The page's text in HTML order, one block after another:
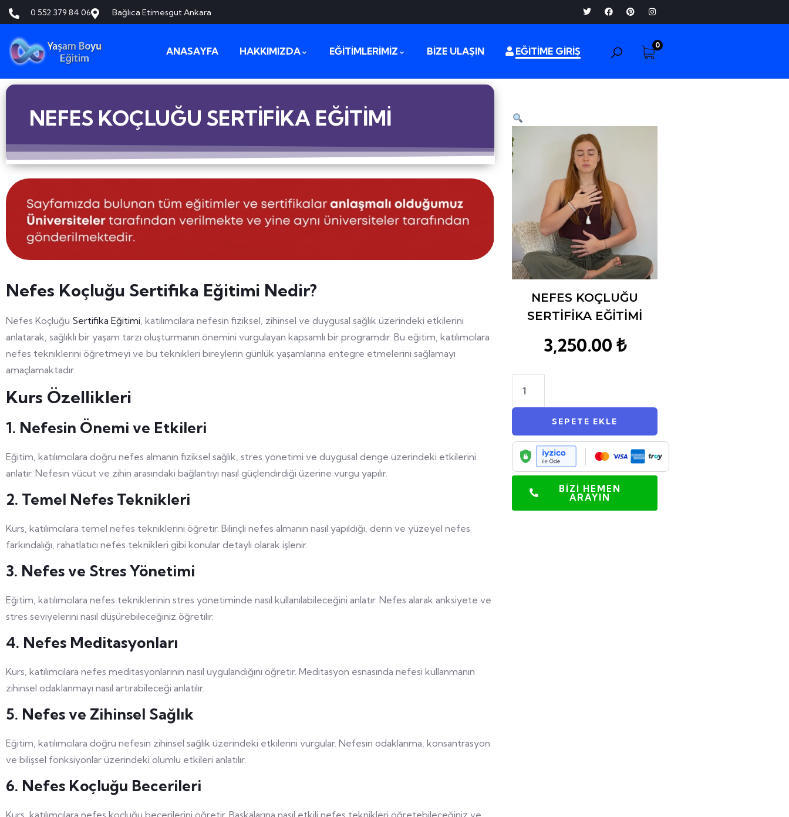
0 552 379 84 06 Bağlıca Etimesgut Ankara
ANASAYFA HAKKIMIZDA EĞİTİMLERİMİZ BİZE ULAŞIN EĞİTİME GİRİŞ
0
NEFES KOÇLUĞU SERTİFİKA EĞİTİMİ
Nefes Koçluğu Sertifika Eğitimi Nedir?
Nefes Koçluğu Sertifika Eğitimi, katılımcılara nefesin fiziksel, zihinsel ve duygusal sağlık üzerindeki etkilerini
anlatarak, sağlıklı bir yaşam tarzı oluşturmanın önemini vurgulayan kapsamlı bir programdır. Bu eğitim, katılımcılara
nefes tekniklerini öğretmeyi ve bu teknikleri bireylerin günlük yaşamlarına entegre etmelerini sağlamayı
amaçlamaktadır.
Kurs Özellikleri
1. Nefesin Önemi ve Etkileri
Eğitim, katılımcılara doğru nefes almanın fiziksel sağlık, stres yönetimi ve duygusal denge üzerindeki etkilerini
anlatır. Nefesin vücut ve zihin arasındaki bağlantıyı nasıl güçlendirdiği üzerine vurgu yapılır.
2. Temel Nefes Teknikleri
Kurs, katılımcılara temel nefes tekniklerini öğretir. Bilinçli nefes almanın nasıl yapıldığı, derin ve yüzeyel nefes
farkındalığı, rahatlatıcı nefes teknikleri gibi konular detaylı olarak işlenir.
3. Nefes ve Stres Yönetimi
Eğitim, katılımcılara nefes tekniklerinin stres yönetiminde nasıl kullanılabileceğini anlatır. Nefes alarak anksiyete ve
stres seviyelerini nasıl düşürebileceğiniz öğretilir.
4. Nefes Meditasyonları
Kurs, katılımcılara nefes meditasyonlarının nasıl uygulandığını öğretir. Meditasyon esnasında nefesi kullanmanın
zihinsel odaklanmayı nasıl artırabileceği anlatılır.
5. Nefes ve Zihinsel Sağlık
Eğitim, katılımcılara doğru nefesin zihinsel sağlık üzerindeki etkilerini vurgular. Nefesin odaklanma, konsantrasyon
ve bilişsel fonksiyonlar üzerindeki olumlu etkileri anlatılır.
6. Nefes Koçluğu Becerileri
NEFES KOÇLUĞU
SERTİFİKA EĞİTİMİ
3,250.00 ₺
SEPETE EKLE
BİZİ HEMEN
ARAYIN